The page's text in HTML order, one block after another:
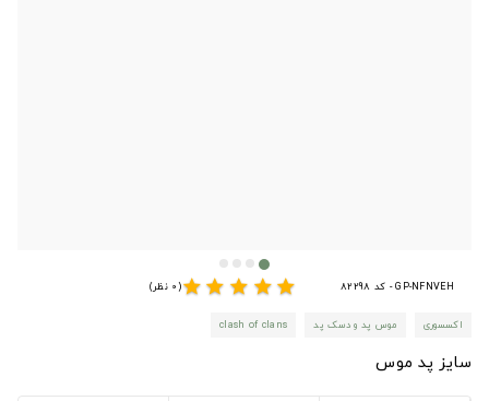
GP-NFNVEH - کد 82298 star
star
star
star
star(0 نظر)
اکسسوری موس پد و دسک پد clash of clans
سایز پد موس